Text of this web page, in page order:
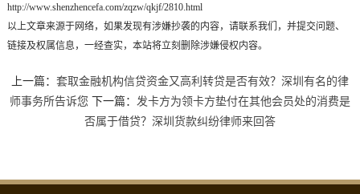
http://www.shenzhencefa.com/zqzw/qkjf/2810.html
以上文章来源于网络，如果发现有涉嫌抄袭的内容，请联系我们，并提交问题、
链接及权属信息，一经查实，本站将立刻删除涉嫌侵权内容。
上一篇： 套取金融机构信贷资金又高利转贷是否有效？深圳有名的律
师事务所告诉您 下一篇： 发卡方为领卡方垫付在其他会员处的消费是
否属于借贷？深圳货款纠纷律师来回答